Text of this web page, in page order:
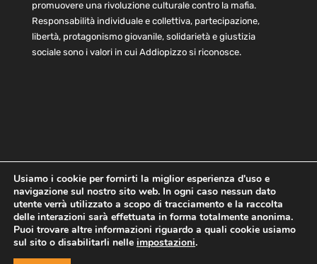
promuovere una rivoluzione culturale contro la mafia.
Responsabilità individuale e collettiva, partecipazione,
libertà, protagonismo giovanile, solidarietà e giustizia
sociale sono i valori in cui Addiopizzo si riconosce.
Home Statuto e bilancio
Contatti
Privacy
Cookie Child Protection Policy
Copyright © 2021 AddioPizzo | Tutti i diritti riservati | Sede
Usiamo i cookie per fornirti la miglior esperienza d'uso e
navigazione sul nostro sito web. In ogni caso nessun dato
utente verrà utilizzato a scopo di tracciamento e la raccolta
delle interazioni sarà effettuata in forma totalmente anonima.
Puoi trovare altre informazioni riguardo a quali cookie usiamo
sul sito o disabilitarli nelle impostazioni.